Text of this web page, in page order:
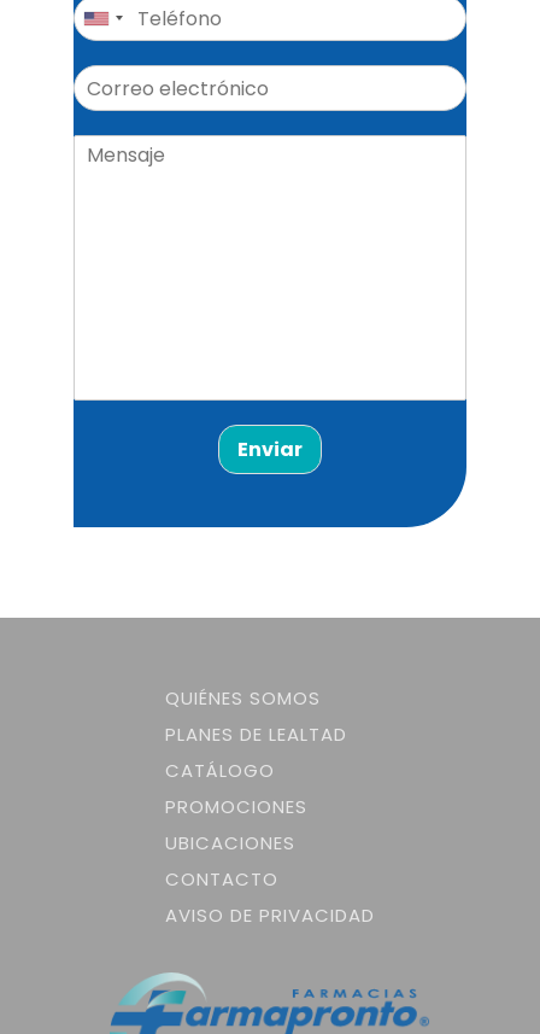
Enviar
QUIÉNES SOMOS
PLANES DE LEALTAD
CATÁLOGO
PROMOCIONES
UBICACIONES
CONTACTO
AVISO DE PRIVACIDAD